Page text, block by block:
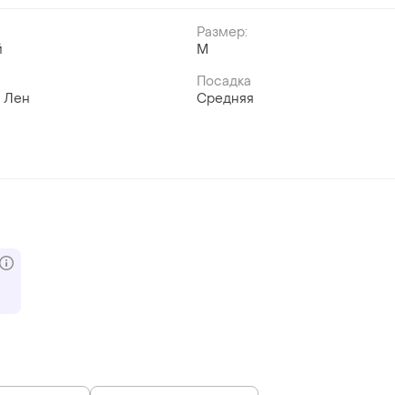
Размер:
M
Лен
Посадка
Средняя